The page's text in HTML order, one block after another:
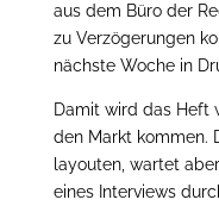
aus dem Büro der
zu Verzögerungen
nächste Woche in
Damit wird das Heft
den Markt kommen.
layouten, wartet
eines Interviews